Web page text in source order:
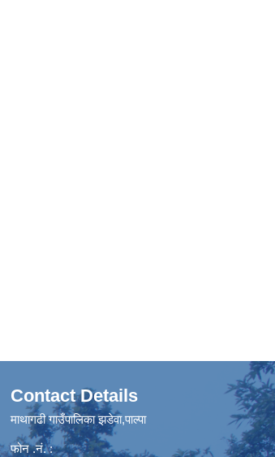
Contact Details
माथागढी गाउँपालिका झडेवा,पाल्पा
फोन .नं. :